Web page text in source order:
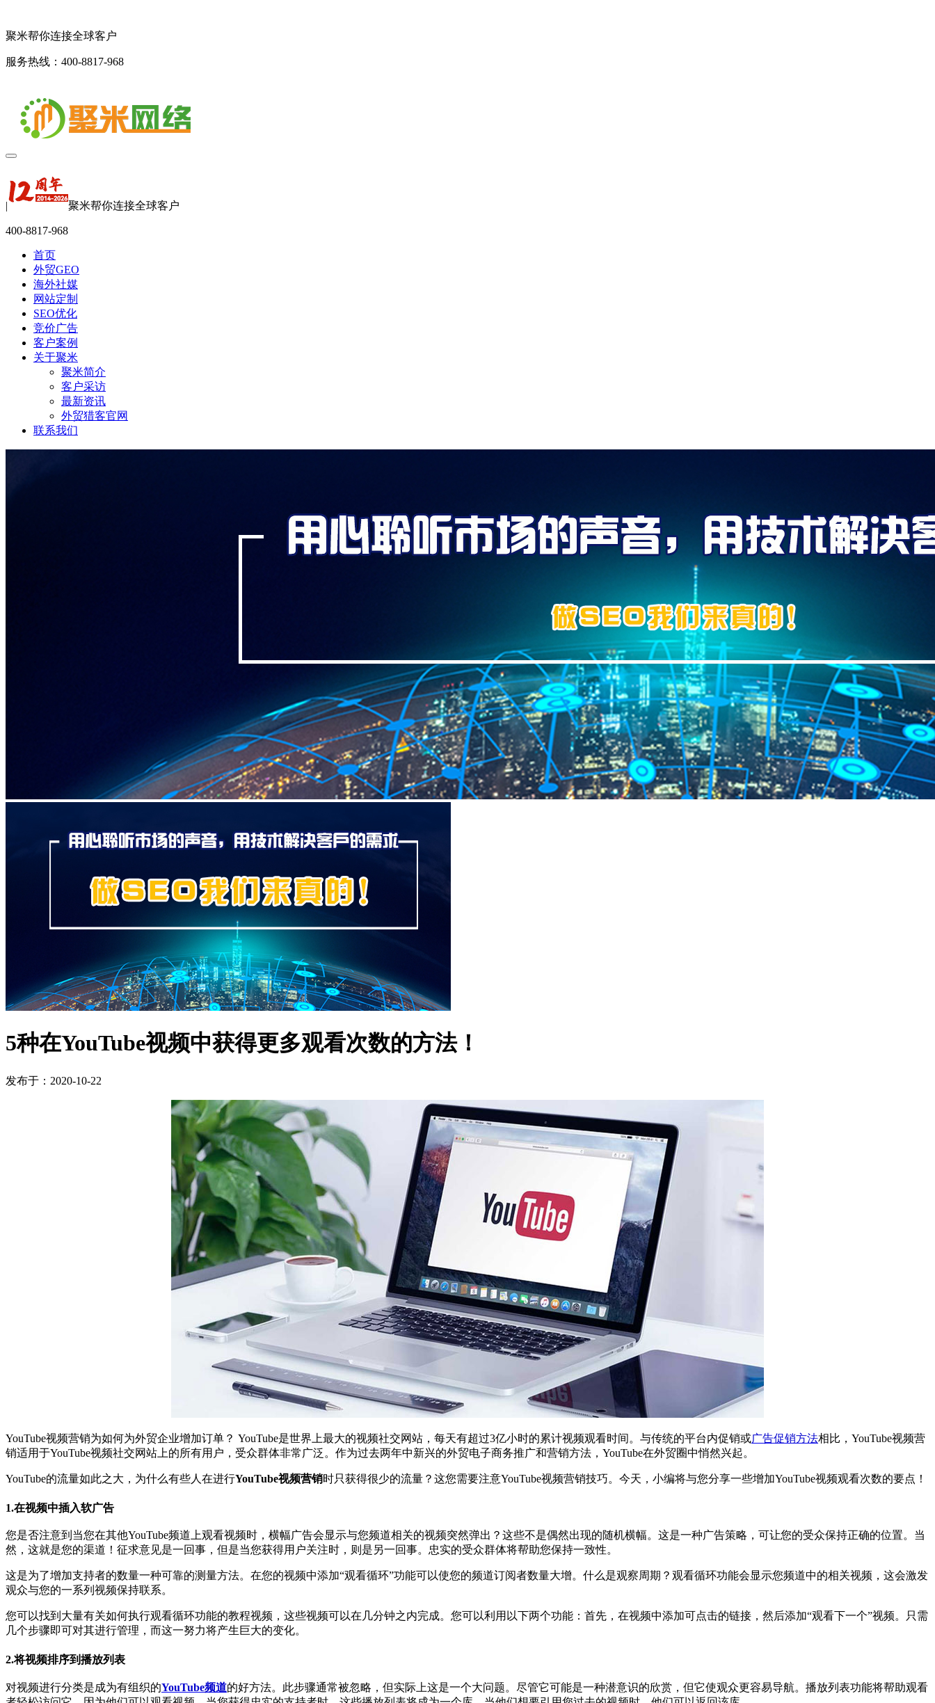
聚米帮你连接全球客户
服务热线：400-8817-968
| 聚米帮你连接全球客户
400-8817-968
首页
外贸GEO
海外社媒
网站定制
SEO优化
竞价广告
客户案例
关于聚米
聚米简介
客户采访
最新资讯
外贸猎客官网
联系我们
5种在YouTube视频中获得更多观看次数的方法！
发布于：2020-10-22
YouTube视频营销为如何为外贸企业增加订单？ YouTube是世界上最大的视频社交网站，每天有超过3亿小时的累计视频观看时间。与传统的平台内促销或广告促销方法相比，YouTube视频营
销适用于YouTube视频社交网站上的所有用户，受众群体非常广泛。作为过去两年中新兴的外贸电子商务推广和营销方法，YouTube在外贸圈中悄然兴起。
YouTube的流量如此之大，为什么有些人在进行YouTube视频营销时只获得很少的流量？这您需要注意YouTube视频营销技巧。今天，小编将与您分享一些增加YouTube视频观看次数的要点！
1.在视频中插入软广告
您是否注意到当您在其他YouTube频道上观看视频时，横幅广告会显示与您频道相关的视频突然弹出？这些不是偶然出现的随机横幅。这是一种广告策略，可让您的受众保持正确的位置。当
然，这就是您的渠道！征求意见是一回事，但是当您获得用户关注时，则是另一回事。忠实的受众群体将帮助您保持一致性。
这是为了增加支持者的数量一种可靠的测量方法。在您的视频中添加“观看循环”功能可以使您的频道订阅者数量大增。什么是观察周期？观看循环功能会显示您频道中的相关视频，这会激发
观众与您的一系列视频保持联系。
您可以找到大量有关如何执行观看循环功能的教程视频，这些视频可以在几分钟之内完成。您可以利用以下两个功能：首先，在视频中添加可点击的链接，然后添加“观看下一个”视频。只需
几个步骤即可对其进行管理，而这一努力将产生巨大的变化。
2.将视频排序到播放列表
对视频进行分类是成为有组织的YouTube频道的好方法。此步骤通常被忽略，但实际上这是一个大问题。尽管它可能是一种潜意识的欣赏，但它使观众更容易导航。播放列表功能将帮助观看